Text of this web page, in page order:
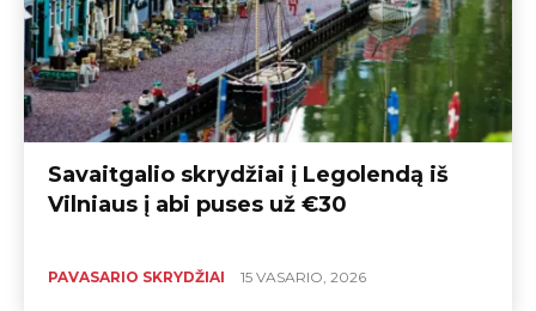
Savaitgalio skrydžiai į Legolendą iš
Vilniaus į abi puses už €30
PAVASARIO SKRYDŽIAI 15 VASARIO, 2026